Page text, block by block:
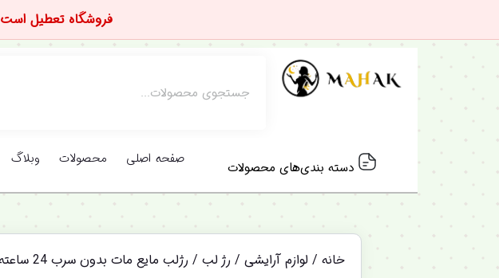
فروشگاه تعطیل است
دسته بندی‌های محصولات صفحه اصلی محصولات وبلاگ
خانه / لوازم آرایشی / رژ لب / رژلب مایع مات بدون سرب 24 ساعته استاتیرا Statira Statira Unleaded lipgloss 24H